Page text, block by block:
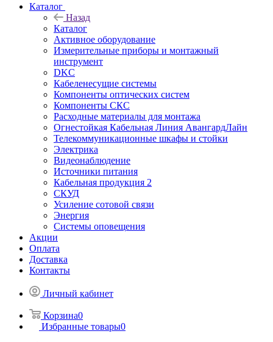
Каталог
Назад
Каталог
Активное оборудование
Измерительные приборы и монтажный
инструмент
DKC
Кабеленесущие системы
Компоненты оптических систем
Компоненты СКС
Расходные материалы для монтажа
Огнестойкая Кабельная Линия АвангардЛайн
Телекоммуникационные шкафы и стойки
Электрика
Видеонаблюдение
Источники питания
Кабельная продукция 2
СКУД
Усиление сотовой связи
Энергия
Системы оповещения
Акции
Оплата
Доставка
Контакты
Личный кабинет
Корзина0
Избранные товары0